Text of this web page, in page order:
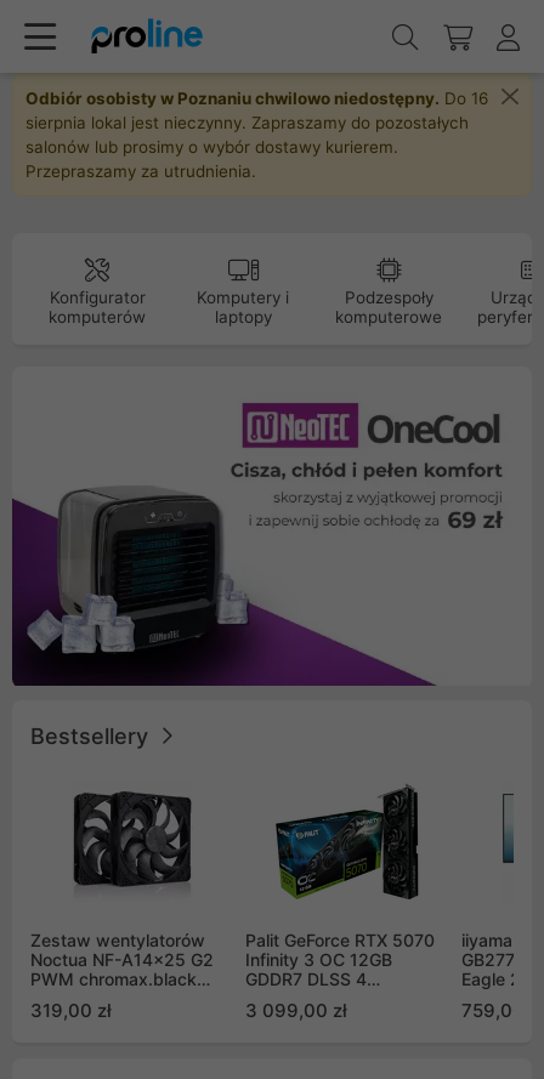
Odbiór osobisty w Poznaniu chwilowo niedostępny. Do 16
sierpnia lokal jest nieczynny. Zapraszamy do pozostałych
salonów lub prosimy o wybór dostawy kurierem.
Przepraszamy za utrudnienia.
Konfigurator
komputerów
Komputery i
laptopy
Podzespoły
komputerowe
Bestsellery
Zestaw wentylatorów
Noctua NF-A14x25 G2
PWM chromax.black
Push Pull (2szt)
319,00 zł
Palit GeForce RTX 5070
Infinity 3 OC 12GB
GDDR7 DLSS 4
GB2050S)
3 099,00 zł
iiyama G-
Eagle 27"
759,00 zł